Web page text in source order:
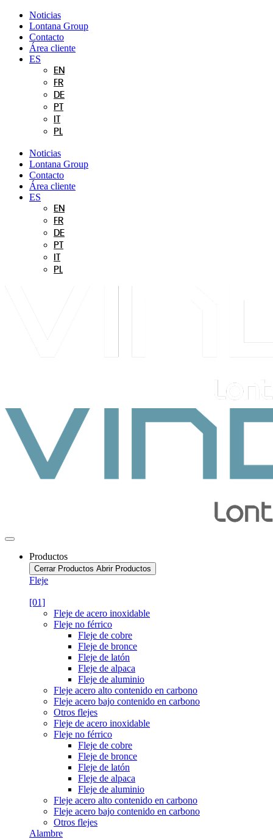
contenido
Noticias
Lontana Group
Contacto
Área cliente
ES
EN
FR
DE
PT
PL
Noticias
Lontana Group
Contacto
Área cliente
ES
EN
FR
DE
PT
PL
Productos
Cerrar Productos Abrir Productos
Fleje
[01]
Fleje de acero inoxidable
Fleje no férrico
Fleje de cobre
Fleje de bronce
Fleje de latón
Fleje de alpaca
Fleje de aluminio
Fleje acero alto contenido en carbono
Fleje acero bajo contenido en carbono
Otros flejes
Fleje de acero inoxidable
Fleje no férrico
Fleje de cobre
Fleje de bronce
Fleje de latón
Fleje de alpaca
Fleje de aluminio
Fleje acero alto contenido en carbono
Fleje acero bajo contenido en carbono
Otros flejes
Alambre